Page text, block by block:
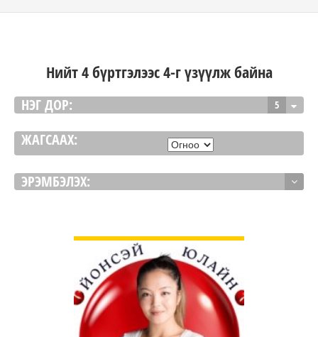
Нийт 4 бүртгэлээс 4-г үзүүлж байна
НЭГ ДОР: 5
ЖАГСААХ:
ЭРЭМБЭЛЭХ: